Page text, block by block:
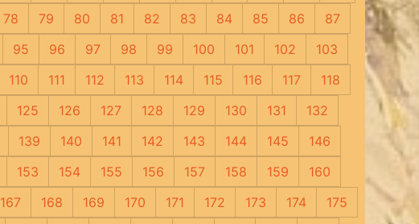
78 79 80 81 82 83 84 85 86
87
95 96 97 98 99 100 101 102
103
110 111 112 113 114 115 116 117
118
125 126 127 128 129 130 131
132
139 140 141 142 143 144 145
146
153 154 155 156 157 158 159
160
167 168 169 170 171 172 173 174
175